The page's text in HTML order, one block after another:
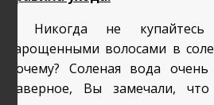
1. Никогда не
нарощенными волосами в
Почему? Соленая вода
Наверное, Вы замечали,